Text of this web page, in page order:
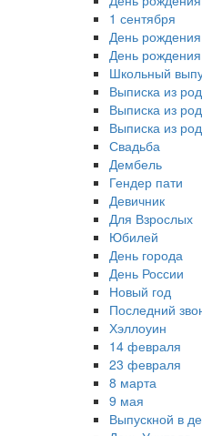
1 сентября
День рождения
День
Школьный
Выписка из
Выписка из
Выписка из
Свадьба
Дембель
Гендер пати
Девичник
Для Взрослых
Юбилей
День города
День России
Новый год
Последний
Хэллоуин
14 февраля
23 февраля
8 марта
9 мая
Выпускной в